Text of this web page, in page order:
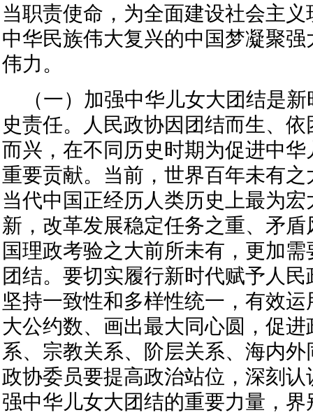
当职责使命，为全面建设社会主
中华民族伟大复兴的中国梦凝聚
伟力。
（一）加强中华儿女大团结是
史责任。人民政协因团结而生、
而兴，在不同历史时期为促进中
重要贡献。当前，世界百年未有
当代中国正经历人类历史上最为
新，改革发展稳定任务之重、矛
国理政考验之大前所未有，更加
团结。要切实履行新时代赋予人
坚持一致性和多样性统一，有效
大公约数、画出最大同心圆，促
系、宗教关系、阶层关系、海内
政协委员要提高政治站位，深刻
强中华儿女大团结的重要力量，